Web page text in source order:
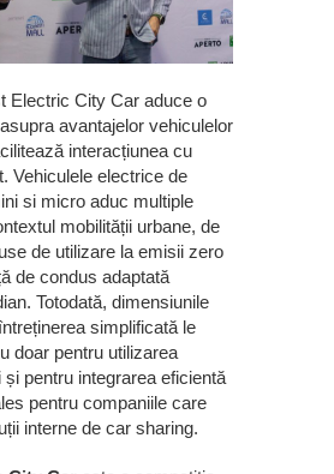
Electric City Car aduce o
avantajelor vehiculelor
interacțiunea cu
Vehiculele electrice de
si micro aduc multiple
mobilității urbane, de
de utilizare la emisii zero
de condus adaptată
Totodată, dimensiunile
simplificată le
doar pentru utilizarea
și pentru integrarea eficientă
pentru companiile care
interne de car sharing.